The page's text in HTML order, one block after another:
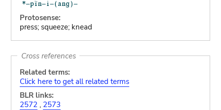
Protosense:
press; squeeze; knead
Cross references
Related terms:
Click here to get all related terms
BLR links:
2572 , 2573